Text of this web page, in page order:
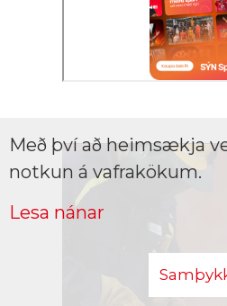
Með því að heimsækja
notkun á vafrakökum.
Lesa nánar